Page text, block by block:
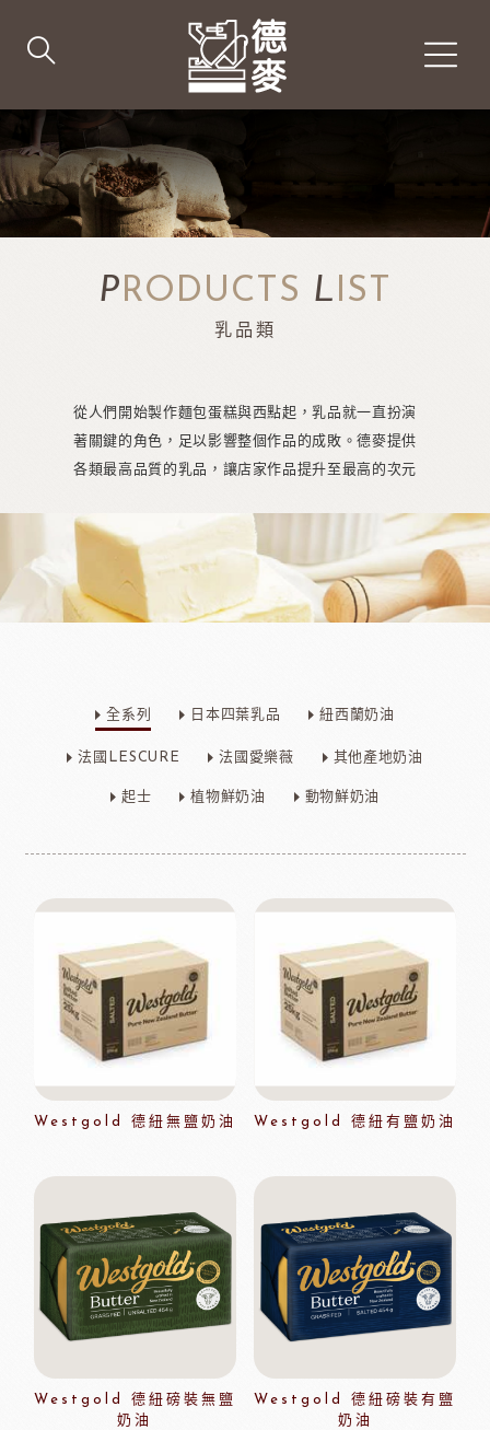
PRODUCTS LIST
乳品類
從人們開始製作麵包蛋糕與西點起，乳品就一直扮演
著關鍵的角色，足以影響整個作品的成敗。德麥提供
各類最高品質的乳品，讓店家作品提升至最高的次元
全系列 日本四葉乳品 紐西蘭奶油
法國LESCURE 法國愛樂薇 其他產地奶油
起士 植物鮮奶油 動物鮮奶油
Westgold 德紐無鹽奶油 Westgold 德紐有鹽奶油
Westgold 德紐磅裝無鹽
奶油
Westgold 德紐磅裝有鹽
奶油